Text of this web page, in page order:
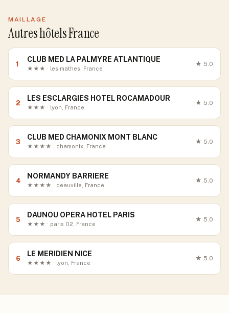
MAILLAGE
Autres hôtels France
1
CLUB MED LA PALMYRE ATLANTIQUE
★★★ · les mathes, France
★ 5.0
2
LES ESCLARGIES HOTEL ROCAMADOUR
★★★ · lyon, France
★ 5.0
3
CLUB MED CHAMONIX MONT BLANC
★★★★ · chamonix, France
★ 5.0
4
NORMANDY BARRIERE
★★★★ · deauville, France
★ 5.0
5
DAUNOU OPERA HOTEL PARIS
★★★ · paris 02, France
★ 5.0
6
LE MERIDIEN NICE
★★★★ · lyon, France
★ 5.0